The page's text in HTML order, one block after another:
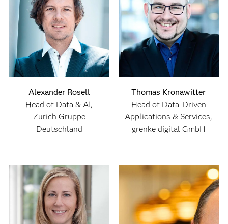
Alexander Rosell
Head of Data & AI,
Zurich Gruppe
Deutschland
Thomas Kronawitter
Head of Data-Driven
Applications & Services,
grenke digital GmbH